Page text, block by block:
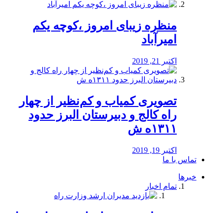
منظره‌‌ زیبای امروز ،کوچه یکم
امیرآباد
اکتبر 21, 2019
️تصویری کمیاب و کم‌نظیر از چهار
راه كالج و دبيرستان البرز حدود
۱۳۱۱ه ش
اکتبر 19, 2019
تماس با ما
خبرها
تمام اخبار